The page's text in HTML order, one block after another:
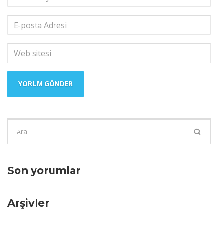
Soyadı*
posta
Adresi*
Web
ara:
Son yorumlar
Arşivler